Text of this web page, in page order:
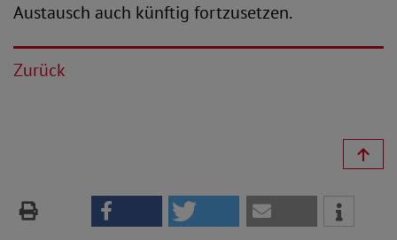
Austausch auch künftig fortzusetzen.
Zurück